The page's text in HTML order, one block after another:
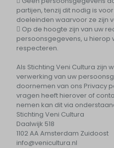
partijen, tenzij dit nodig is
doeleinden waarvoor ze zijn
 Op de hoogte zijn van uw
persoonsgegevens, u hierop
respecteren.
Als Stichting Veni Cultura zijn
verwerking van uw
doornemen van ons Privacy
vragen heeft hierover of
nemen kan dit via
Stichting Veni Cultura
Daalwijk 518
1102 AA Amsterdam Zuidoost
info@venicultura.nl